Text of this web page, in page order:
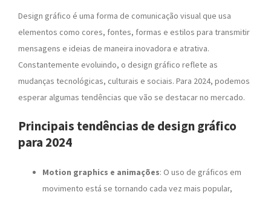
Design gráfico é uma forma de comunicação visual que usa
elementos como cores, fontes, formas e estilos para transmitir
mensagens e ideias de maneira inovadora e atrativa.
Constantemente evoluindo, o design gráfico reflete as
mudanças tecnológicas, culturais e sociais. Para 2024, podemos
esperar algumas tendências que vão se destacar no mercado.
Principais tendências de design gráfico
para 2024
Motion graphics e animações: O uso de gráficos em
movimento está se tornando cada vez mais popular,